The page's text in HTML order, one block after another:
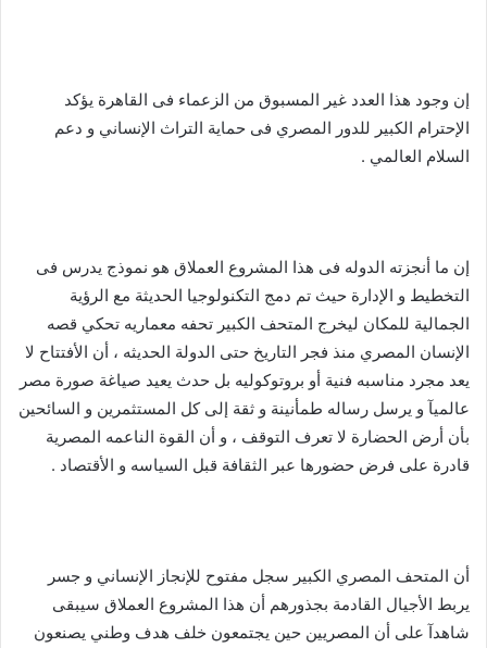
إن وجود هذا العدد غير المسبوق من الزعماء فى القاهرة يؤكد
الإحترام الكبير للدور المصري فى حماية التراث الإنساني و دعم
السلام العالمي .
إن ما أنجزته الدوله فى هذا المشروع العملاق هو نموذج يدرس فى
التخطيط و الإدارة حيث تم دمج التكنولوجيا الحديثة مع الرؤية
الجمالية للمكان ليخرج المتحف الكبير تحفه معماريه تحكي قصه
الإنسان المصري منذ فجر التاريخ حتى الدولة الحديثه ، أن الأفتتاح لا
يعد مجرد مناسبه فنية أو بروتوكوليه بل حدث يعيد صياغة صورة مصر
عالميآ و يرسل رساله طمأنينة و ثقة إلى كل المستثمرين و السائحين
بأن أرض الحضارة لا تعرف التوقف ، و أن القوة الناعمه المصرية
قادرة على فرض حضورها عبر الثقافة قبل السياسه و الأقتصاد .
أن المتحف المصري الكبير سجل مفتوح للإنجاز الإنساني و جسر
يربط الأجيال القادمة بجذورهم أن هذا المشروع العملاق سيبقى
شاهدآ على أن المصريين حين يجتمعون خلف هدف وطني يصنعون